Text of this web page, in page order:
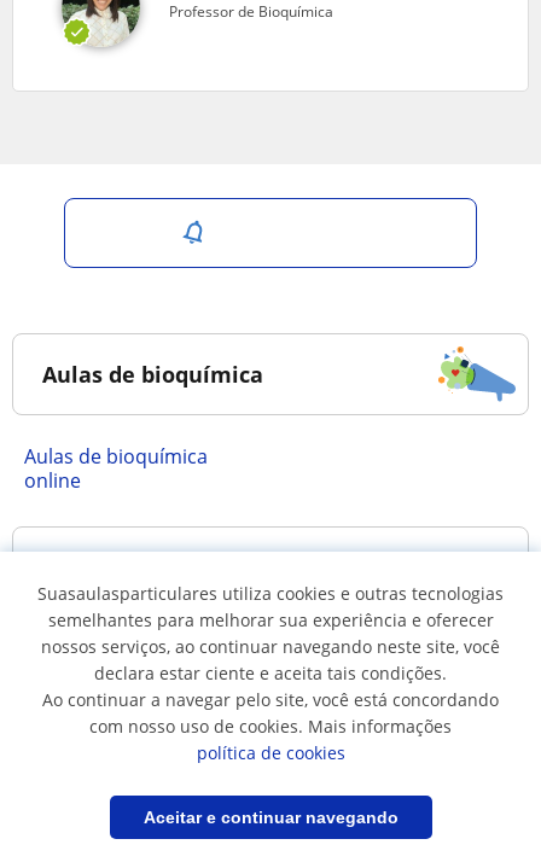
Salvar pesquisa Filtrar
Professor de Bioquímica
Aulas de bioquímica
Aulas de bioquímica
online
Aulas de bioquímica em
Belo Horizonte
Aulas de bioquímica em
Curitiba
Aulas de bioquímica em
Aulas de bioquímica em
Rio de Janeiro
Aulas de bioquímica em
Suasaulasparticulares utiliza cookies e outras tecnologias
semelhantes para melhorar sua experiência e oferecer
nossos serviços, ao continuar navegando neste site, você
declara estar ciente e aceita tais condições.
Ao continuar a navegar pelo site, você está concordando
com nosso uso de cookies. Mais informações
política de cookies
Aceitar e continuar navegando